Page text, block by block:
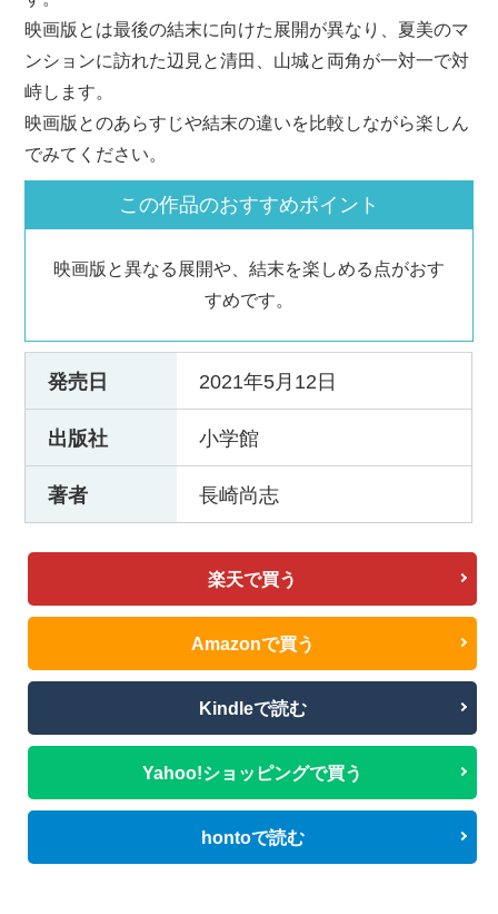
映画版とは最後の結末に向けた展開が異なり、夏美のマ
ンションに訪れた辺見と清田、山城と両角が一対一で対
峙します。
映画版とのあらすじや結末の違いを比較しながら楽しん
でみてください。
この作品のおすすめポイント
映画版と異なる展開や、結末を楽しめる点がおす
すめです。
発売日 2021年5月12日
出版社 小学館
著者 ⻑崎尚志
楽天で買う
Amazonで買う
Kindleで読む
Yahoo!ショッピングで買う
hontoで読む